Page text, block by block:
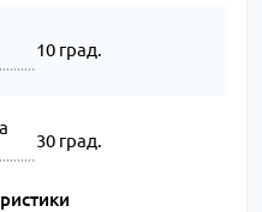
10 град.
30 град.